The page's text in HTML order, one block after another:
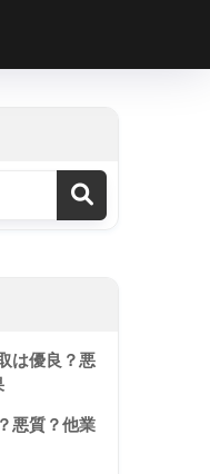
は優良？悪
悪質？他業